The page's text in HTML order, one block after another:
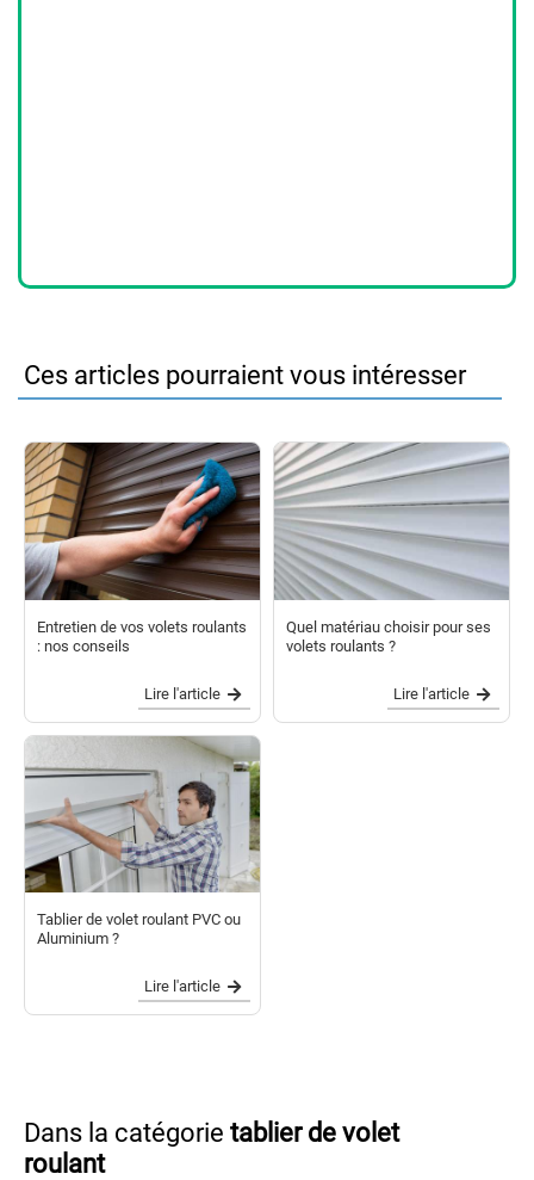
Ces articles pourraient vous intéresser
Entretien de vos volets roulants
: nos conseils
Lire l'article
Quel matériau choisir pour ses
volets roulants ?
Lire l'article
Tablier de volet roulant PVC ou
Aluminium ?
Lire l'article
Dans la catégorie tablier de volet
roulant